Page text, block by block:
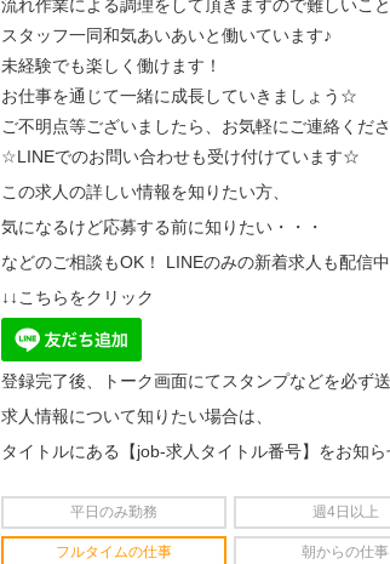
流れ作業による調理をして頂きますので難しいこと
スタッフ一同和気あいあいと働いています♪
未経験でも楽しく働けます！
お仕事を通じて一緒に成長していきましょう☆
ご不明点等ございましたら、お気軽にご連絡くだ
☆LINEでのお問い合わせも受け付けています☆
この求人の詳しい情報を知りたい方、
気になるけど応募する前に知りたい・・・
などのご相談もOK！ LINEのみの新着求人も配信中
↓↓こちらをクリック
登録完了後、トーク画面にてスタンプなどを必ず
求人情報について知りたい場合は、
タイトルにある【job-求人タイトル番号】をお知ら
平日のみ勤務 週4日以上
フルタイムの仕事 朝からの仕事